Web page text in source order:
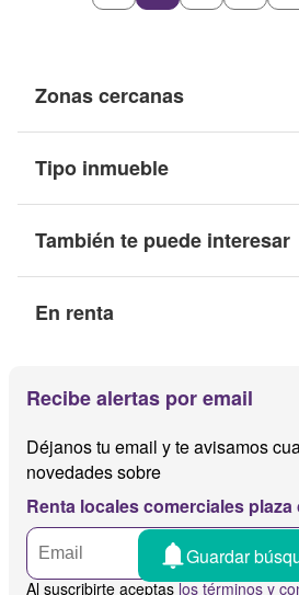
Zonas cercanas
Tipo inmueble
También te puede interesar
En renta
Recibe alertas por email
Déjanos tu email y te avisamos
novedades sobre
Renta locales comerciales
Al suscribirte aceptaslos términos y
Guardar